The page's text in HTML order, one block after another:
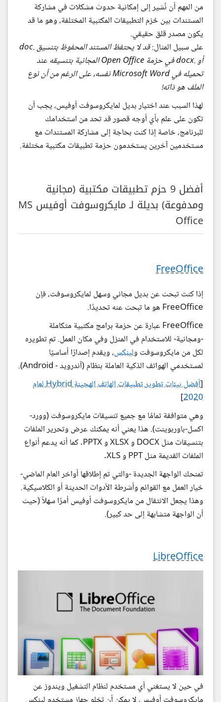
من المهم أن نُشير إلى إمكانية حدوث مشكلات في مشاركة
المستندات بين حُزم التطبيقات المكتبية المختلفة، وهو ما قد
يكون مصدر قلق حقيقي.
على سبيل المثال:
قد لا يحتفظ المستند المحفوظ بتنسيق .doc
أو .docx في حزمة Open Office المجانية بتنسيقه عند
تحميله في Microsoft Word نفسه، على الرغم من أن نوع
الملف هو ذاته!
لهذا السبب عند اختيار بديل لمايكروسوفت أوفيس، يجب أن
تكون على علم بأي أوجه قصور قد تحد من استخدامك
للبرنامج، خاصة إذا كنت بحاجة إلى مشاركة المستندات مع
مستخدمين آخرين يستخدمون حزمة تطبيقات مكتبية مختلفة.
أفضل 9 حزم تطبيقات مكتبية (مجانية
ومدفوعة) بديلة لـ مايكروسوفت أوفيس MS
Office
FreeOffice
إذا كنت تبحث عن بديل مجاني وسهل لمايكروسوفت، فإن
FreeOffice هو ما تبحث عنه تحديدًا.
FreeOffice عبارة عن حزمة برامج مكتبية متكاملة
-ومجانية- للاستخدام في المنزل وفي مكان العمل. تم تطويره
لكل من مايكروسوفت ولينكس، ويقدم إصدارًا أساسيًا
لمستخدمي الهواتف الذكية العاملة بنظام (آندرويد - Android).
[
أفضل بيئات تطوير تطبيقات الهاتف الهجينة Hybrid لعام
2020
]
وهي متوافقة تمامًا مع جميع تنسيقات مايكروسوفت (وورد-
اكسل-باوربوينت). هذا يعني أنه يمكنك عرض وتحرير الملفات
بتنسيقات مثل DOCX و XLSX و PPTX. كما أنه يدعم أنواع
الملفات القديمة مثل PPT و XLS.
تمنحك الواجهة الجديدة -والتي تم إطلاقها أواخر العام الماضي-
خيار العمل مع القوائم وأشرطة الأدوات الحديثة أو الكلاسيكية.
وهذا يجعل الانتقال من مايكروسوفت أوفيس أمرًا سهلاً (حيث
أن الواجهة متشابهة إلى حد كبير).
LibreOffice
في حين لا يستغني أي مستخدم لنظام التشغيل ويندوز عن